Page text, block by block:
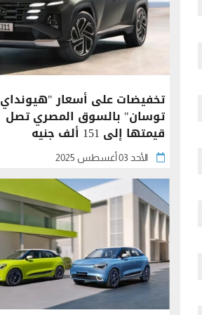
تخفيضات على أسعار "هيونداي
توسان" بالسوق المصري تصل
قيمتها إلى 151 ألف جنيه
الأحد 03 أغسطس 2025